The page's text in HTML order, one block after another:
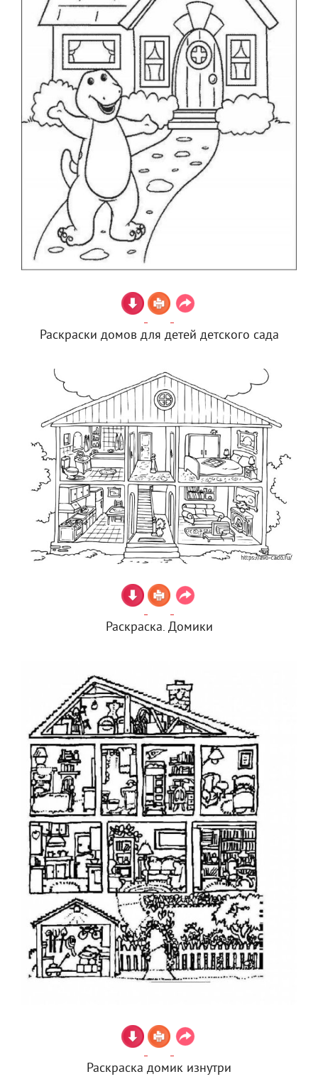
Раскраски домов для детей детского сада
Раскраска. Домики
Раскраска домик изнутри